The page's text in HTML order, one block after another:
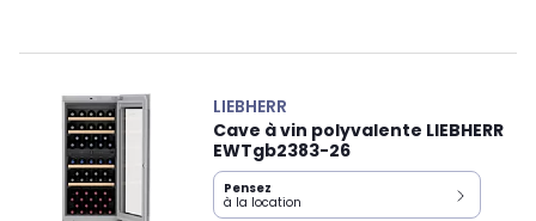
LIEBHERR
Cave à vin polyvalente LIEBHERR
EWTgb2383-26
Pensez
à la location